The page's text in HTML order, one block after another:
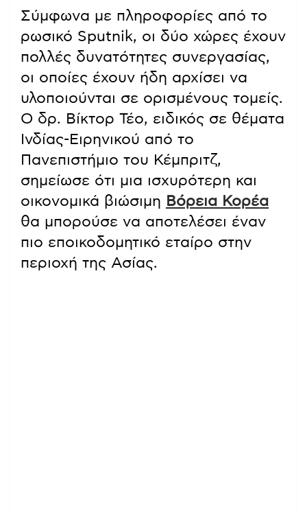
Σύμφωνα με πληροφορίες από το
ρωσικό Sputnik, οι δύο χώρες έχουν
πολλές δυνατότητες συνεργασίας,
οι οποίες έχουν ήδη αρχίσει να
υλοποιούνται σε ορισμένους τομείς.
Ο δρ. Βίκτορ Τέο, ειδικός σε θέματα
Ινδίας-Ειρηνικού από το
Πανεπιστήμιο του Κέμπριτζ,
σημείωσε ότι μια ισχυρότερη και
οικονομικά βιώσιμη Βόρεια Κορέα
θα μπορούσε να αποτελέσει έναν
πιο εποικοδομητικό εταίρο στην
περιοχή της Ασίας.